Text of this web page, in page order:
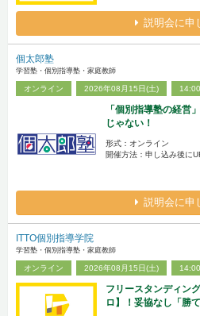
説明会に申
個太郎塾
学習塾・個別指導塾・家庭教師
オンライン 2026年08月15日(土)
「個別指導塾の経営
じゃない！
形式：オンライン
開催方法：申し込み後に
説明会に申
ITTO個別指導学院
学習塾・個別指導塾・家庭教師
オンライン 2026年08月15日(土)
フリースタンディン
ロ】！妥協なし「勝